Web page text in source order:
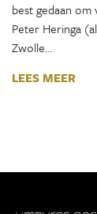
best gedaan
Peter Heringa
Zwolle…
LEES MEER